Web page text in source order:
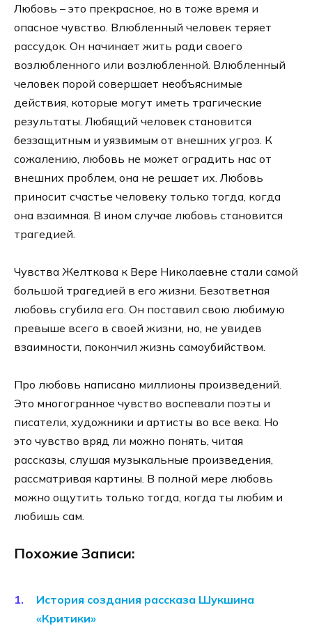
Любовь – это прекрасное, но в тоже время и
опасное чувство. Влюбленный человек теряет
рассудок. Он начинает жить ради своего
возлюбленного или возлюбленной. Влюбленный
человек порой совершает необъяснимые
действия, которые могут иметь трагические
результаты. Любящий человек становится
беззащитным и уязвимым от внешних угроз. К
сожалению, любовь не может оградить нас от
внешних проблем, она не решает их. Любовь
приносит счастье человеку только тогда, когда
она взаимная. В ином случае любовь становится
трагедией.
Чувства Желткова к Вере Николаевне стали самой
большой трагедией в его жизни. Безответная
любовь сгубила его. Он поставил свою любимую
превыше всего в своей жизни, но, не увидев
взаимности, покончил жизнь самоубийством.
Про любовь написано миллионы произведений.
Это многогранное чувство воспевали поэты и
писатели, художники и артисты во все века. Но
это чувство вряд ли можно понять, читая
рассказы, слушая музыкальные произведения,
рассматривая картины. В полной мере любовь
можно ощутить только тогда, когда ты любим и
любишь сам.
Похожие Записи:
История создания рассказа Шукшина
«Критики»